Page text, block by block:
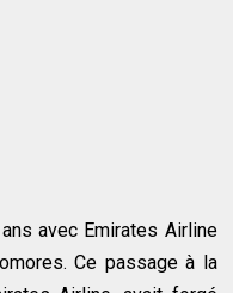
avec Emirates Airline
Ce passage à la